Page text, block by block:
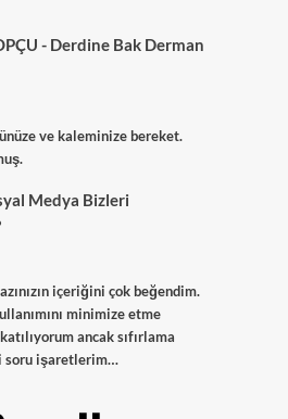
- Derdine Bak Derman
ve kaleminize bereket.
Medya Bizleri
içeriğini çok beğendim.
minimize etme
ancak sıfırlama
soru işaretlerim…